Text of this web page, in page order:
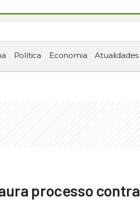
Política Economia Atualidades
processo contra